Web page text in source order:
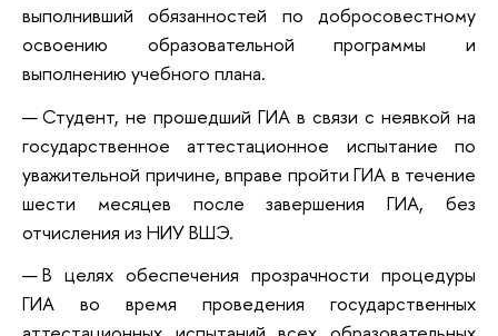
выполнивший обязанностей по добросовестному
освоению образовательной программы и
выполнению учебного плана.
Студент, не прошедший ГИА в связи с неявкой на
государственное аттестационное испытание по
уважительной причине, вправе пройти ГИА в течение
шести месяцев после завершения ГИА, без
отчисления из НИУ ВШЭ.
В целях обеспечения прозрачности процедуры
ГИА во время проведения государственных